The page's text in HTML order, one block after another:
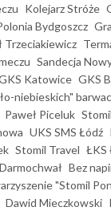
Kolejarz Stróże
Bydgoszcz
Trzeciakiewicz
Sandecja
Katowice GKS
niebieskich"
Paweł Piceluk
UKS SMS Łódź
Stomil Travel ŁKS
Bez
"Stomil
Dawid Mieczkowski